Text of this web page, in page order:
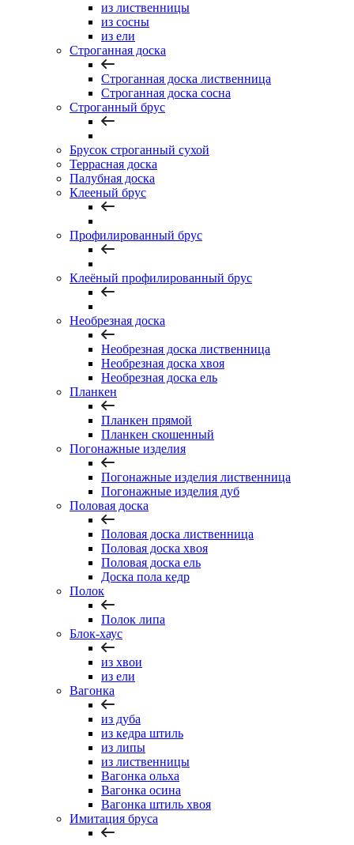
из лиственницы
из сосны
из ели
Строганная доска
Строганная доска лиственница
Строганная доска сосна
Строганный брус
Брусок строганный сухой
Террасная доска
Палубная доска
Клееный брус
Профилированный брус
Клеёный профилированный брус
Необрезная доска
Необрезная доска лиственница
Необрезная доска хвоя
Необрезная доска ель
Планкен
Планкен прямой
Планкен скошенный
Погонажные изделия
Погонажные изделия лиственница
Погонажные изделия дуб
Половая доска
Половая доска лиственница
Половая доска хвоя
Половая доска ель
Доска пола кедр
Полок
Полок липа
Блок-хаус
из хвои
из ели
Вагонка
из дуба
из кедра штиль
из липы
из лиственницы
Вагонка ольха
Вагонка осина
Вагонка штиль хвоя
Имитация бруса